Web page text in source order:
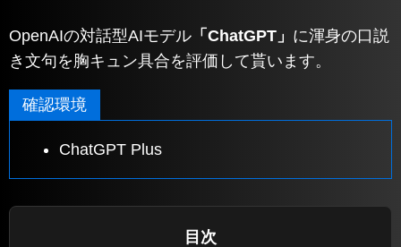
OpenAIの対話型AIモデル 「ChatGPT」 に渾身の口説
き文句を胸キュン具合を評価して貰います。
確認環境
ChatGPT Plus
目次